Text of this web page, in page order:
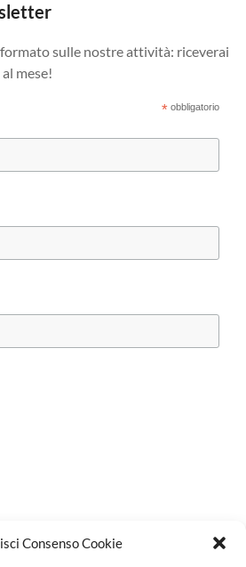
Consenso Cookie
sulle nostre attività: riceverai
mese!
* obbligatorio